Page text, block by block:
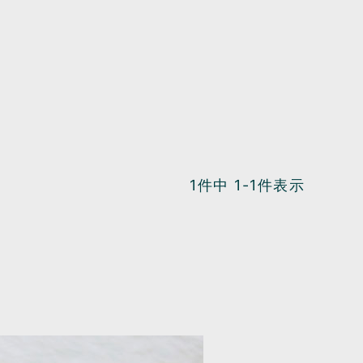
1件中 1 -1件表示